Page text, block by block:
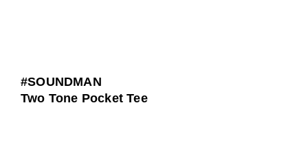
#SOUNDMAN
Two Tone Pocket Tee